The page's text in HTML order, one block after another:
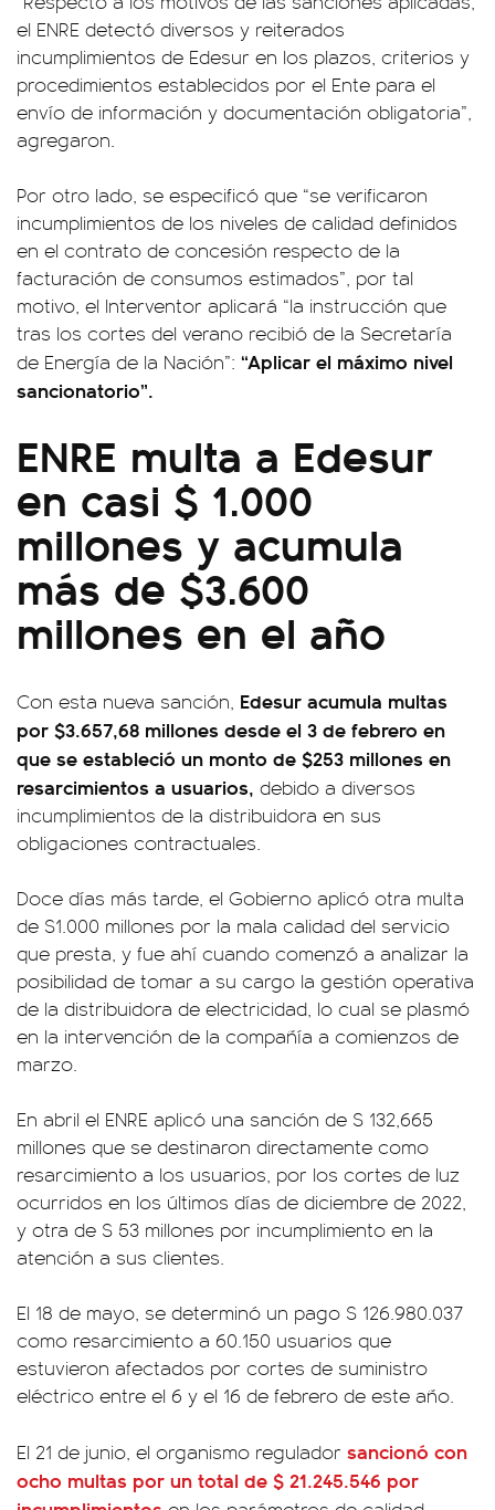
el ENRE detectó diversos y reiterados
incumplimientos de Edesur en los plazos, criterios y
procedimientos establecidos por el Ente para el
envío de información y documentación obligatoria”,
agregaron.
Por otro lado, se especificó que “se verificaron
incumplimientos de los niveles de calidad definidos
en el contrato de concesión respecto de la
facturación de consumos estimados”, por tal
motivo, el Interventor aplicará “la instrucción que
tras los cortes del verano recibió de la Secretaría
de Energía de la Nación”: “Aplicar el máximo nivel
sancionatorio”.
ENRE multa a Edesur
en casi $ 1.000
millones y acumula
más de $3.600
millones en el año
Con esta nueva sanción, Edesur acumula multas
por $3.657,68 millones desde el 3 de febrero en
que se estableció un monto de $253 millones en
resarcimientos a usuarios, debido a diversos
incumplimientos de la distribuidora en sus
obligaciones contractuales.
Doce días más tarde, el Gobierno aplicó otra multa
de $1.000 millones por la mala calidad del servicio
que presta, y fue ahí cuando comenzó a analizar la
posibilidad de tomar a su cargo la gestión operativa
de la distribuidora de electricidad, lo cual se plasmó
en la intervención de la compañía a comienzos de
marzo.
En abril el ENRE aplicó una sanción de $ 132,665
millones que se destinaron directamente como
resarcimiento a los usuarios, por los cortes de luz
ocurridos en los últimos días de diciembre de 2022,
y otra de $ 53 millones por incumplimiento en la
atención a sus clientes.
El 18 de mayo, se determinó un pago $ 126.980.037
como resarcimiento a 60.150 usuarios que
estuvieron afectados por cortes de suministro
eléctrico entre el 6 y el 16 de febrero de este año.
El 21 de junio, el organismo regulador sancionó con
ocho multas por un total de $ 21.245.546 por